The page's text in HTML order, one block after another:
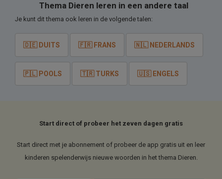
Thema Dieren leren in een andere taal
Je kunt dit thema ook leren in de volgende talen:
🇩🇪 DUITS 🇫🇷 FRANS 🇳🇱 NEDERLANDS
🇵🇱 POOLS 🇹🇷 TURKS 🇺🇸 ENGELS
Start direct of probeer het zeven dagen gratis
Start direct met je abonnement of probeer de app gratis uit en leer
kinderen spelenderwijs nieuwe woorden in het thema Dieren.